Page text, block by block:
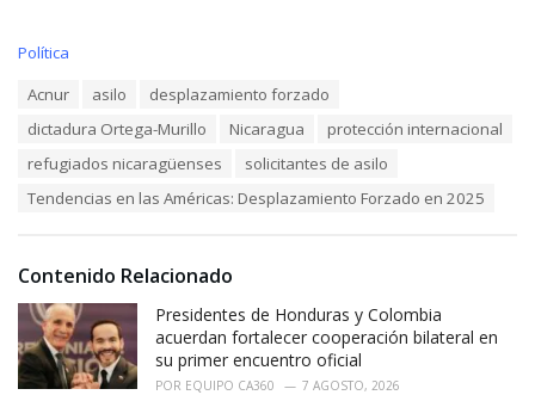
C
:
Política
Acnur asilo
desplazamiento forzado
dictadura Ortega-Murillo
Nicaragua
protección internacional
refugiados nicaragüenses
solicitantes de asilo
Tendencias en las Américas: Desplazamiento Forzado en 2025
Contenido Relacionado
Presidentes de Honduras y Colombia
acuerdan fortalecer cooperación bilateral en
su primer encuentro oficial
POR EQUIPO CA360 7 AGOSTO, 2026